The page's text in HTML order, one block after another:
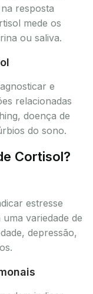
resposta
mede os
ou saliva.
e
relacionadas
doença de
do sono.
Cortisol?
estresse
variedade de
depressão,